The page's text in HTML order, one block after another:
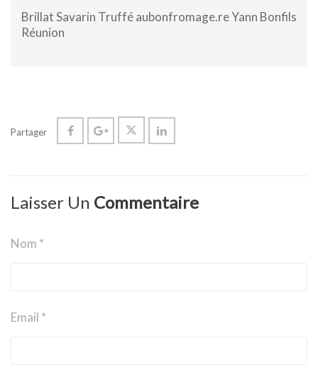
Brillat Savarin Truffé aubonfromage.re Yann Bonfils
Réunion
Partager
Laisser Un Commentaire
Nom *
Email *